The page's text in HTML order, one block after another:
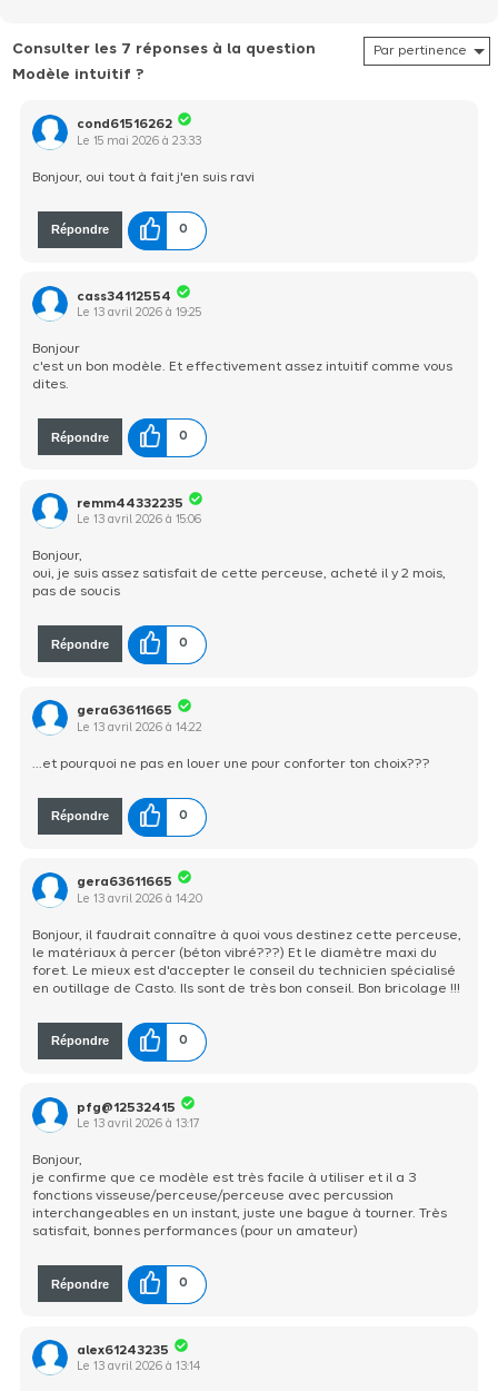
s'équiper à super prix. Inclut 1Â batterie 2Ah, un chargeur et
Consulter les 7 réponses à la question
Modèle intuitif ?
cond61516262
Le15 mai 2026 à23:33
Bonjour, oui tout à fait j'en suis ravi
Répondre 0
cass34112554
Le13 avril 2026 à19:25
Bonjour
c'est un bon modèle. Et effectivement assez intuitif comme vous
dites.
Répondre 0
remm44332235
Le13 avril 2026 à15:06
Bonjour,
oui, je suis assez satisfait de cette perceuse, acheté il y 2 mois,
pas de soucis
Répondre 0
gera63611665
Le13 avril 2026 à14:22
...et pourquoi ne pas en louer une pour conforter ton choix???
Répondre 0
gera63611665
Le13 avril 2026 à14:20
Bonjour, il faudrait connaître à quoi vous destinez cette perceuse,
le matériaux à percer (béton vibré???) Et le diamètre maxi du
foret. Le mieux est d'accepter le conseil du technicien spécialisé
en outillage de Casto. Ils sont de très bon conseil. Bon bricolage !!!
Répondre 0
pfg@12532415
Le13 avril 2026 à13:17
Bonjour,
je confirme que ce modèle est très facile à utiliser et il a 3
fonctions visseuse/perceuse/perceuse avec percussion
interchangeables en un instant, juste une bague à tourner. Très
satisfait, bonnes performances (pour un amateur)
Répondre 0
alex61243235
Le13 avril 2026 à13:14